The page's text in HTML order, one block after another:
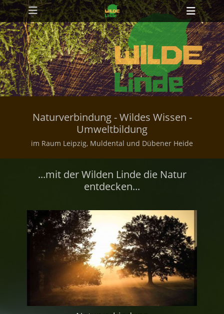
Primäres Menü
Zum
Inhalt
springen
Naturverbindung - Wildes Wissen -
Umweltbildung
im Raum Leipzig, Muldental und Dübener Heide
...mit der Wilden Linde die Natur
entdecken...